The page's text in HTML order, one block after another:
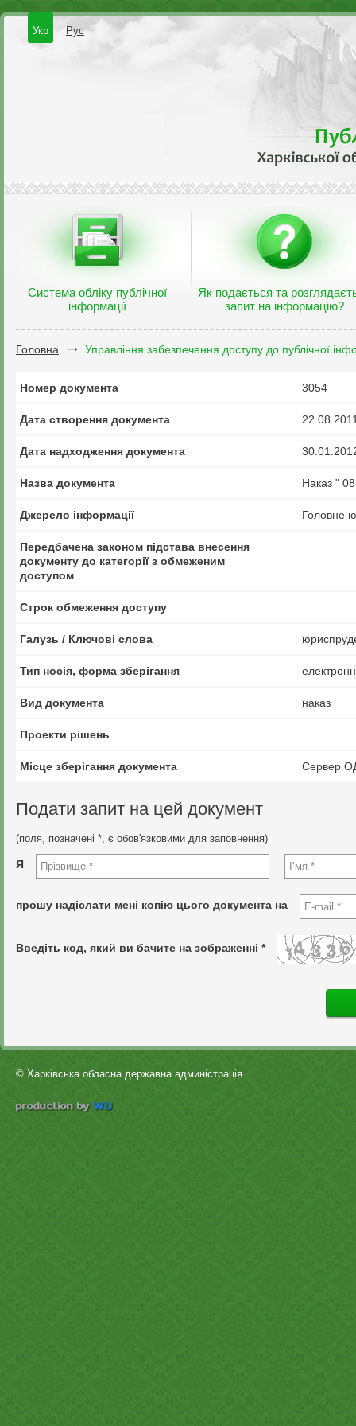
Укр Рус
Система обліку публічної
інформації
Як подається та
запит на інформацію?
Головна Управління забезпечення доступу до публічної
Номер документа 3054
Дата створення документа
Дата надходження документа
Назва документа Наказ "
Джерело інформації Головне
Передбачена законом підстава внесення
документу до категорії з обмеженим
доступом
Строк обмеження доступу
Галузь / Ключові слова
Тип носія, форма зберігання
Вид документа наказ
Проекти рішень
Місце зберігання документа Сервер
Подати запит на цей документ
(поля, позначені *, є обов'язковими для заповнення)
Я
прошу надіслати мені копію цього документа на
Введіть код, який ви бачите на зображенні *
© Харківська обласна державна админістрація